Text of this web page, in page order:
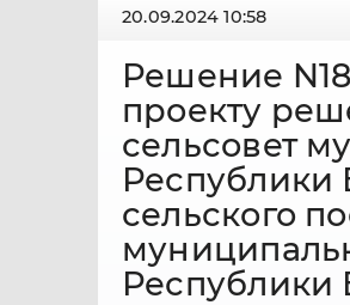
20.09.202410:58
Решение
проекту
сельсовет
Республики
сельского
Республики